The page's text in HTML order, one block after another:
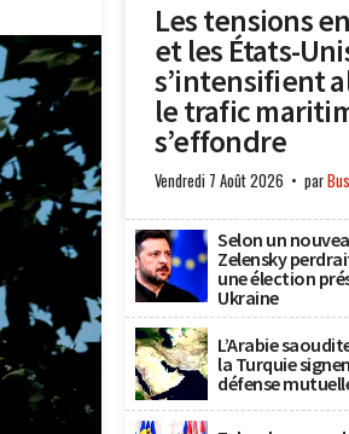
Les tensions
et les États-
s’intensifient
le trafic
s’effondre
Vendredi 7 Août 2026 par
Selon un
Zelensky
une élection
Ukraine
L’Arabie
la Turquie
défense